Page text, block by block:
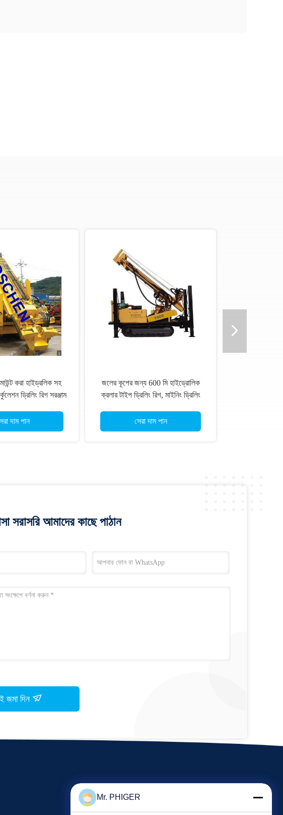
করা হাইড্রলিক সহ
ড্রিলিং রিগ সরঞ্জাম
দাম পান
জলের কূপের জন্য 600 মি হাইড্রোলিক
ক্রলার টাইপ ড্রিলিং রিগ, মাইনিং ড্রিলিং
সেরা দাম পান
সরাসরি আমাদের কাছে পাঠান
জমা দিন
Mr. PHIGER